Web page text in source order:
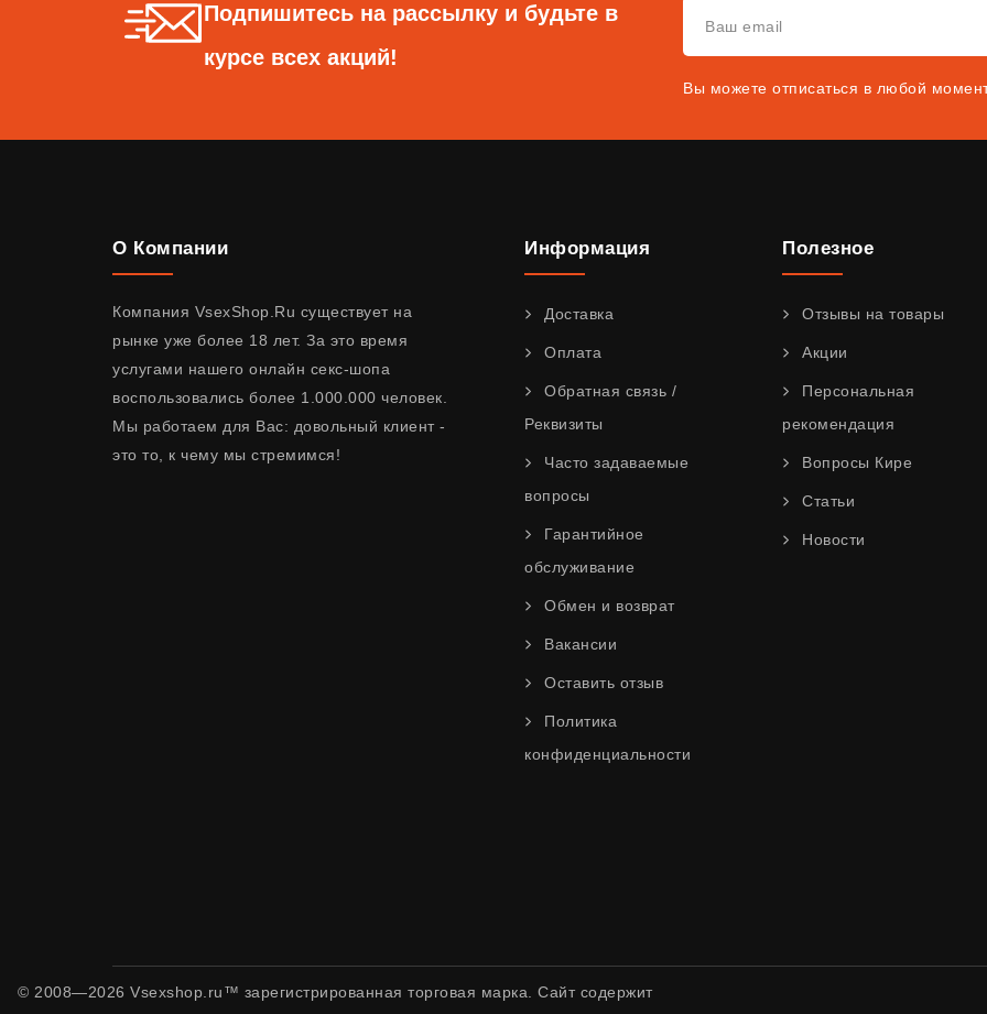
Подпишитесь на рассылку и будьте в
курсе всех акций!
Вы можете отписаться в любой
О Компании
Компания VsexShop.Ru существует на
рынке уже более 18 лет. За это время
услугами нашего онлайн секс-шопа
воспользовались более 1.000.000 человек.
Мы работаем для Вас: довольный клиент -
это то, к чему мы стремимся!
Информация
Доставка
Оплата
Обратная связь /
Реквизиты
Часто задаваемые
вопросы
Гарантийное
обслуживание
Обмен и возврат
Вакансии
Оставить отзыв
Политика
конфиденциальности
Полезное
Отзывы на товары
Акции
Персональная
рекомендация
Вопросы Кире
Статьи
Новости
© 2008—2026 Vsexshop.ru™ зарегистрированная торговая марка. Сайт содержит